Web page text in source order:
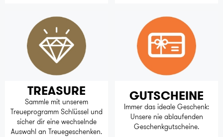
TREASURE
Sammle mit unserem
Treueprogramm Schlüssel und
sicher dir eine wechselnde
Auswahl an Treuegeschenken.
GUTSCHEINE
Immer das ideale Geschenk:
Unsere nie ablaufenden
Geschenkgutscheine.